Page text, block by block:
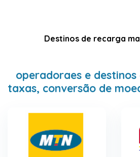
Destinos de recarga
operadoraes e
taxas, conversão de